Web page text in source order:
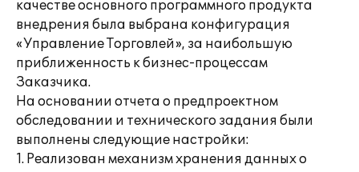
качестве основного программного продукта
внедрения была выбрана конфигурация
«Управление Торговлей», за наибольшую
приближенность к бизнес-процессам
Заказчика.
На основании отчета о предпроектном
обследовании и технического задания были
выполнены следующие настройки:
1. Реализован механизм хранения данных о